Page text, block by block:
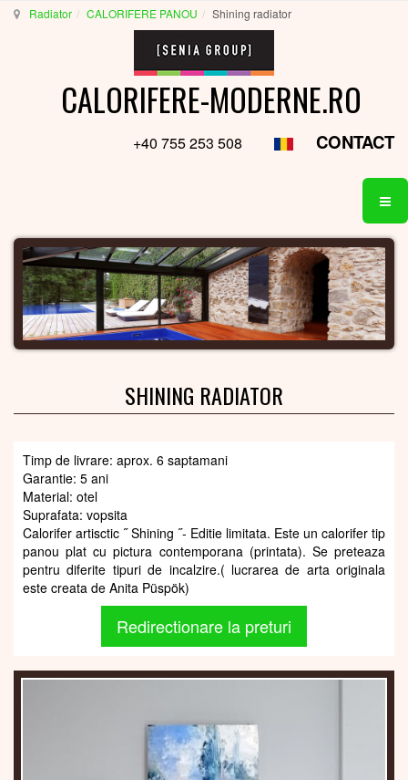
Radiator CALORIFERE PANOU Shining radiator
CALORIFERE-MODERNE.RO
+40 755 253 508 CONTACT
SHINING RADIATOR
Timp de livrare: aprox. 6 saptamani
Garantie: 5 ani
Material: otel
Suprafata: vopsita
Calorifer artisctic ˝ Shining ˝- Editie limitata. Este un calorifer tip
panou plat cu pictura contemporana (printata). Se preteaza
pentru diferite tipuri de incalzire.( lucrarea de arta originala
este creata de Anita Püspök)
Redirectionare la preturi